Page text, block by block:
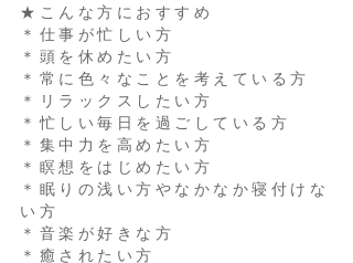
★こんな方におすすめ
＊仕事が忙しい方
​＊頭を休めたい方
＊常に色々なことを考えている方
＊リラックスしたい方
＊忙しい毎日を過ごしている方
＊集中力を高めたい方
＊瞑想をはじめたい方
＊眠りの浅い方やなかなか寝付けな
い方
​＊音楽が好きな方​
​＊癒されたい方